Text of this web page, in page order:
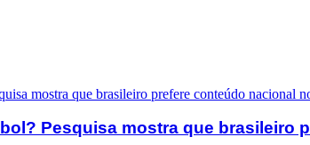
Pesquisa mostra que brasileiro